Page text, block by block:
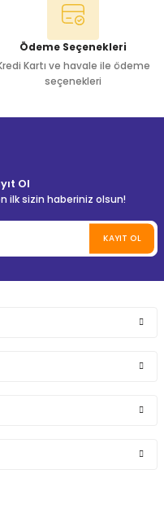
Ödeme Seçenekleri
Kartı ve havale ile ödeme
seçenekleri
Ol
ilk sizin haberiniz olsun!
KAYIT OL